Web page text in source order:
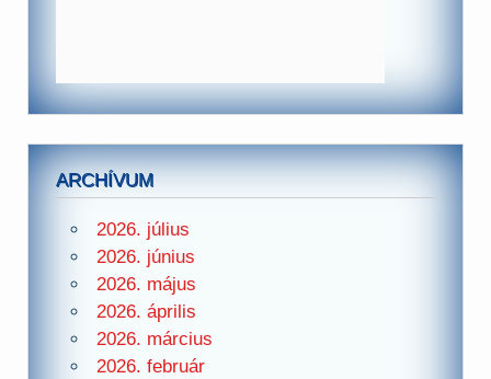
ARCHÍVUM
2026. július
2026. június
2026. május
2026. április
2026. március
2026. február